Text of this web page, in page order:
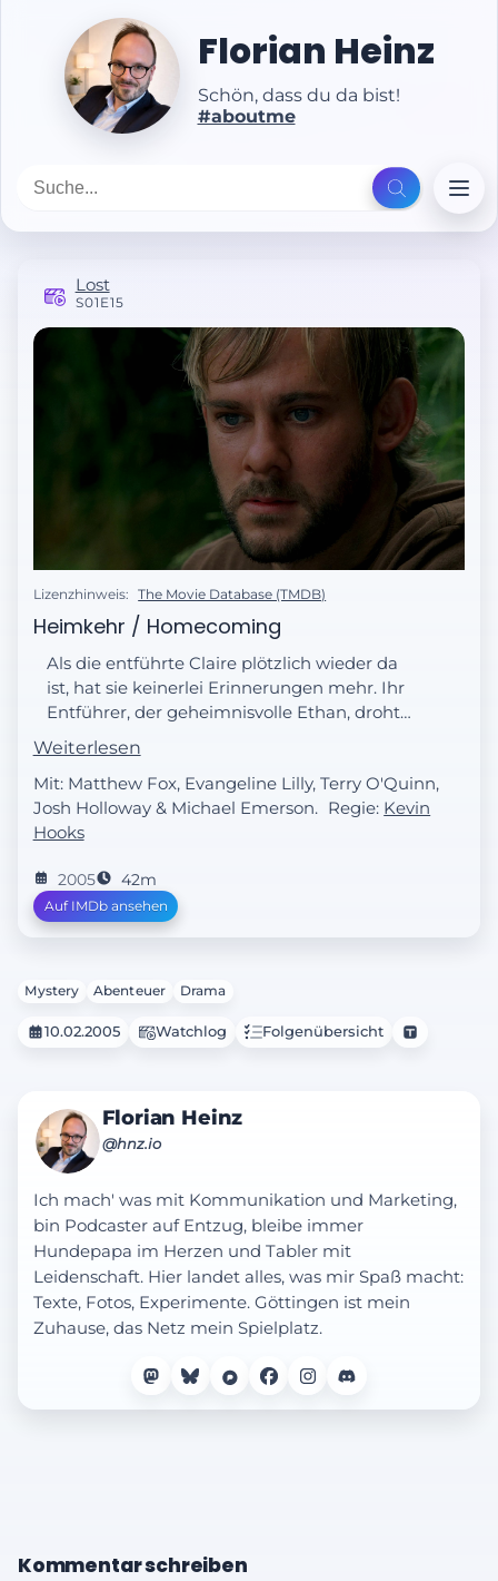
Florian Heinz
Schön, dass du da bist!
#aboutme
Lost
S01E15
Lizenzhinweis: The Movie Database (TMDB)
Heimkehr / Homecoming
Als die entführte Claire plötzlich wieder da
ist, hat sie keinerlei Erinnerungen mehr. Ihr
Entführer, der geheimnisvolle Ethan, droht
damit, die anderen Überlebenden
umzubringen, wenn er Claire nicht
zurückerhält.
Weiterlesen
Mit: Matthew Fox, Evangeline Lilly, Terry O'Quinn,
Josh Holloway & Michael Emerson. Regie: Kevin
Hooks
2005 42m
Auf IMDb ansehen
Mystery Abenteuer Drama
10.02.2005 Watchlog Folgenübersicht
Florian Heinz
@hnz.io
Ich mach' was mit Kommunikation und Marketing,
bin Podcaster auf Entzug, bleibe immer
Hundepapa im Herzen und Tabler mit
Leidenschaft. Hier landet alles, was mir Spaß macht:
Texte, Fotos, Experimente. Göttingen ist mein
Zuhause, das Netz mein Spielplatz.
Kommentar schreiben